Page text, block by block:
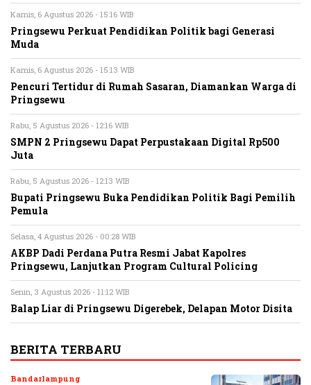
Kamis, 6 Agustus 2026 - 15:16 WIB
Pringsewu Perkuat Pendidikan Politik bagi Generasi
Muda
Kamis, 6 Agustus 2026 - 15:13 WIB
Pencuri Tertidur di Rumah Sasaran, Diamankan Warga di
Pringsewu
Rabu, 5 Agustus 2026 - 12:16 WIB
SMPN 2 Pringsewu Dapat Perpustakaan Digital Rp500
Juta
Rabu, 5 Agustus 2026 - 12:13 WIB
Bupati Pringsewu Buka Pendidikan Politik Bagi Pemilih
Pemula
Selasa, 4 Agustus 2026 - 00:28 WIB
AKBP Dadi Perdana Putra Resmi Jabat Kapolres
Pringsewu, Lanjutkan Program Cultural Policing
Senin, 3 Agustus 2026 - 11:12 WIB
Balap Liar di Pringsewu Digerebek, Delapan Motor Disita
BERITA TERBARU
Bandarlampung